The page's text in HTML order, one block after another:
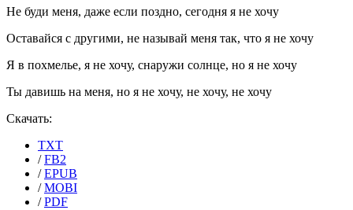
Не буди меня, даже если поздно, сегодня я не хочу
Оставайся с другими, не называй меня так, что я не хочу
Я в похмелье, я не хочу, снаружи солнце, но я не хочу
Ты давишь на меня, но я не хочу, не хочу, не хочу
Скачать:
TXT
/FB2
/EPUB
/MOBI
/PDF